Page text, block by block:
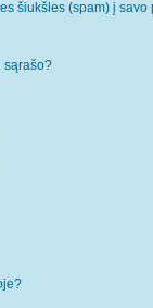
šiukšles (spam) į
sąrašo?